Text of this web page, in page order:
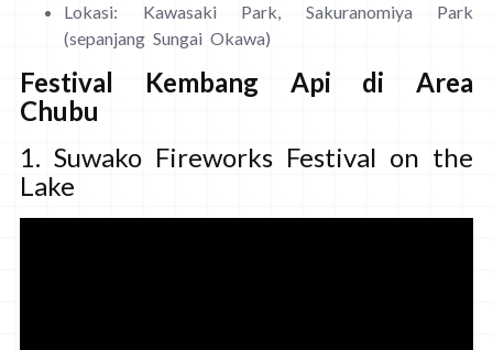
Lokasi: Kawasaki Park, Sakuranomiya Park
(sepanjang Sungai Okawa)
Festival Kembang Api di Area
Chubu
1. Suwako Fireworks Festival on the
Lake